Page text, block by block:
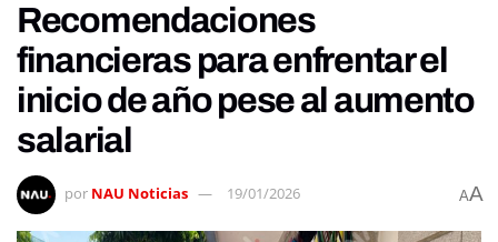
Recomendaciones
financieras para enfrentar el
inicio de año pese al aumento
salarial
por NAU Noticias 19/01/2026 AA